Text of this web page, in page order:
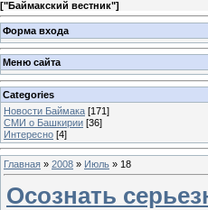
["Баймакский вестник"]
Форма входа
Меню сайта
Categories
Новости Баймака [171]
СМИ о Башкирии [36]
Интересно [4]
Главная » 2008 » Июль » 18
Осознать